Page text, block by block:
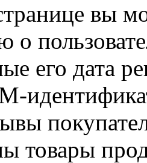
вы
его дата
товары